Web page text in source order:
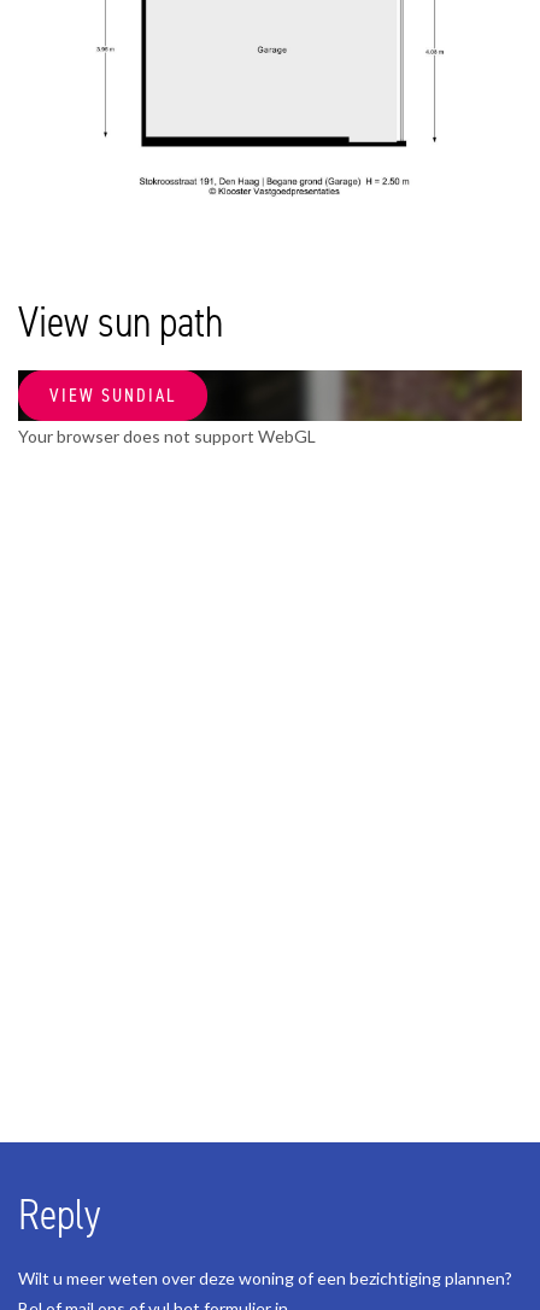
GARAGE
electricity
View sun path
VIEW SUNDIAL
Your browser does not support WebGL
Reply
Wilt u meer weten over deze woning of een bezichtiging plannen?